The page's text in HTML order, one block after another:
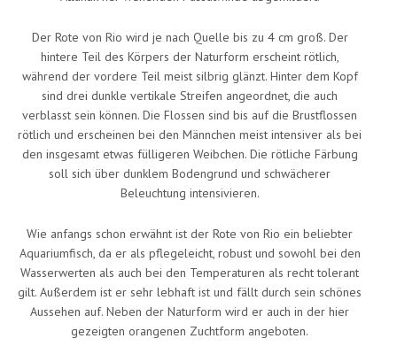
Der Rote von Rio wird je nach Quelle bis zu 4 cm groß. Der
hintere Teil des Körpers der Naturform erscheint rötlich,
während der vordere Teil meist silbrig glänzt. Hinter dem Kopf
sind drei dunkle vertikale Streifen angeordnet, die auch
verblasst sein können. Die Flossen sind bis auf die Brustflossen
rötlich und erscheinen bei den Männchen meist intensiver als bei
den insgesamt etwas fülligeren Weibchen. Die rötliche Färbung
soll sich über dunklem Bodengrund und schwächerer
Beleuchtung intensivieren.
Wie anfangs schon erwähnt ist der Rote von Rio ein beliebter
Aquariumfisch, da er als pflegeleicht, robust und sowohl bei den
Wasserwerten als auch bei den Temperaturen als recht tolerant
gilt. Außerdem ist er sehr lebhaft ist und fällt durch sein schönes
Aussehen auf. Neben der Naturform wird er auch in der hier
gezeigten orangenen Zuchtform angeboten.